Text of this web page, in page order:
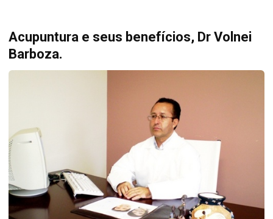
Acupuntura e seus benefícios, Dr Volnei
Barboza.